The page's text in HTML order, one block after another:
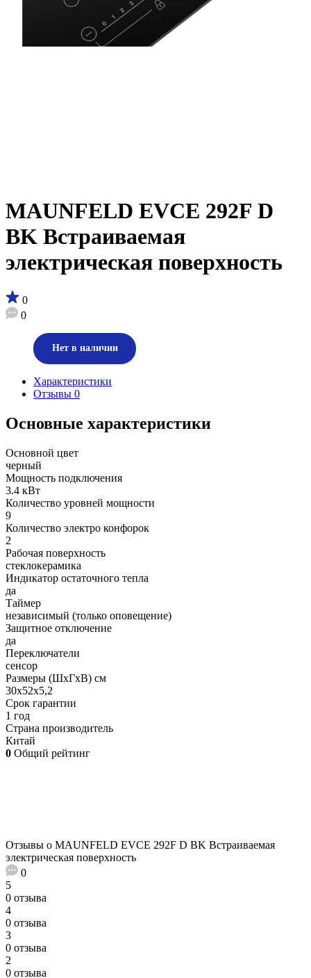
MAUNFELD EVCE 292F D
BK Встраиваемая
электрическая поверхность
0
0
Нет в наличии
Характеристики
Отзывы 0
Основные характеристики
Основной цвет
черный
Мощность подключения
3.4 кВт
Количество уровней мощности
9
Количество электро конфорок
2
Рабочая поверхность
стеклокерамика
Индикатор остаточного тепла
да
Таймер
независимый (только оповещение)
Защитное отключение
да
Переключатели
сенсор
Размеры (ШхГхВ) см
30х52х5,2
Срок гарантии
1 год
Страна производитель
Китай
0 Общий рейтинг
Отзывы о MAUNFELD EVCE 292F D BK Встраиваемая
электрическая поверхность
0
5
0 отзыва
4
0 отзыва
3
0 отзыва
2
0 отзыва